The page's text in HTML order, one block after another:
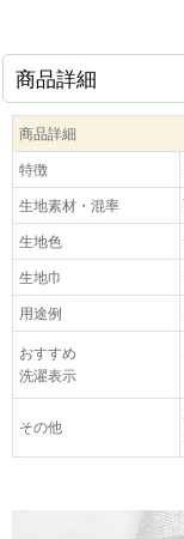
商品詳細
商品詳細
特徴
生地素材・混率
生地色
生地巾
用途例
おすすめ
洗濯表示
その他